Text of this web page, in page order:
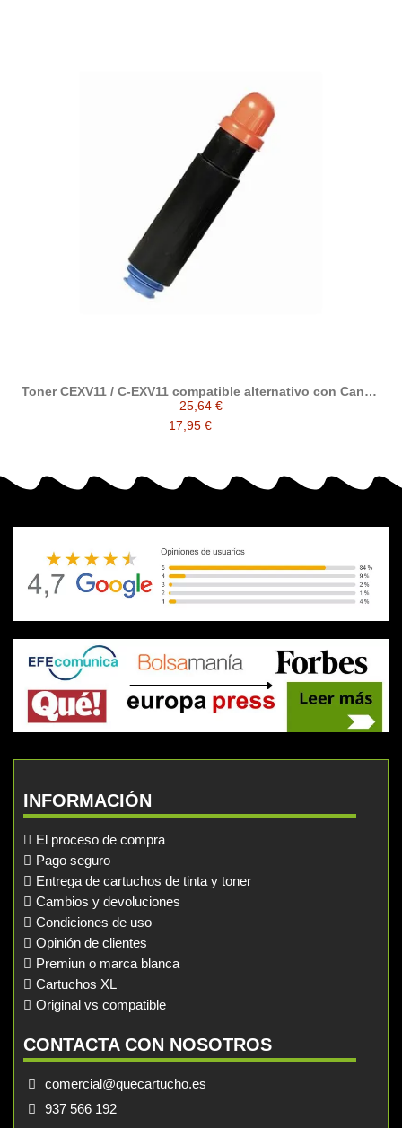
Toner CEXV11 / C-EXV11 compatible alternativo con Canon
C-EXV11
25,64 €
17,95 €
INFORMACIÓN
El proceso de compra
Pago seguro
Entrega de cartuchos de tinta y toner
Cambios y devoluciones
Condiciones de uso
Opinión de clientes
Premiun o marca blanca
Cartuchos XL
Original vs compatible
CONTACTA CON NOSOTROS
comercial@quecartucho.es
937 566 192